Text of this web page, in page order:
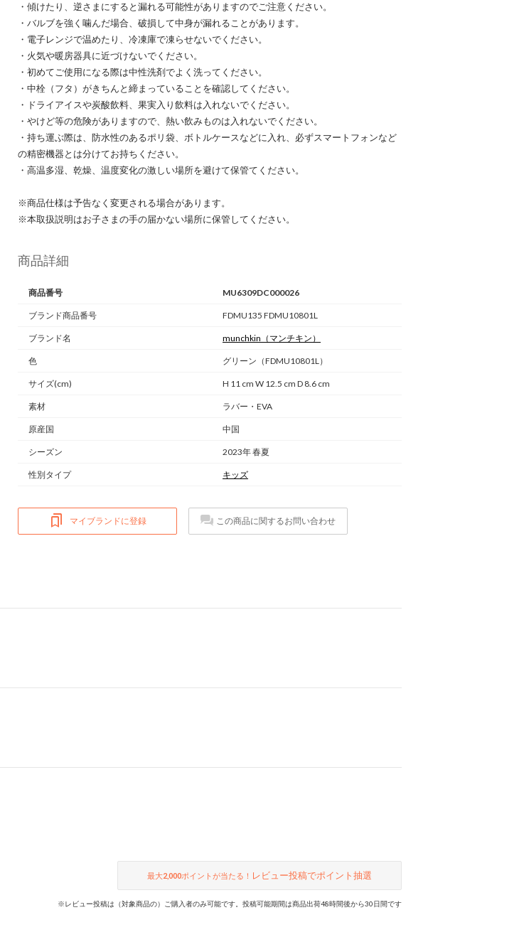
・傾けたり、逆さまにすると漏れる可能性がありますのでご注意ください。
・バルブを強く噛んだ場合、破損して中身が漏れることがあります。
・電子レンジで温めたり、冷凍庫で凍らせないでください。
・火気や暖房器具に近づけないでください。
・初めてご使用になる際は中性洗剤でよく洗ってください。
・中栓（フタ）がきちんと締まっていることを確認してください。
・ドライアイスや炭酸飲料、果実入り飲料は入れないでください。
・やけど等の危険がありますので、熱い飲みものは入れないでください。
・持ち運ぶ際は、防水性のあるポリ袋、ボトルケースなどに入れ、必ずスマートフォンなど
の精密機器とは分けてお持ちください。
・高温多湿、乾燥、温度変化の激しい場所を避けて保管てください。
※商品仕様は予告なく変更される場合があります。
※本取扱説明はお子さまの手の届かない場所に保管してください。
商品詳細
商品番号 MU6309DC000026
ブランド商品番号 FDMU135 FDMU10801L
ブランド名 munchkin （マンチキン）
色 グリーン（FDMU10801L）
サイズ(cm) H 11 cm W 12.5 cm D 8.6 cm
素材 ラバー・EVA
原産国 中国
シーズン 2023年 春夏
性別タイプ キッズ
マイブランドに登録 この商品に関するお問い合わせ
最大2,000ポイントが当たる！ レビュー投稿でポイント抽選
※レビュー投稿は（対象商品の）ご購入者のみ可能です。投稿可能期間は商品出荷48時間後から30日間です